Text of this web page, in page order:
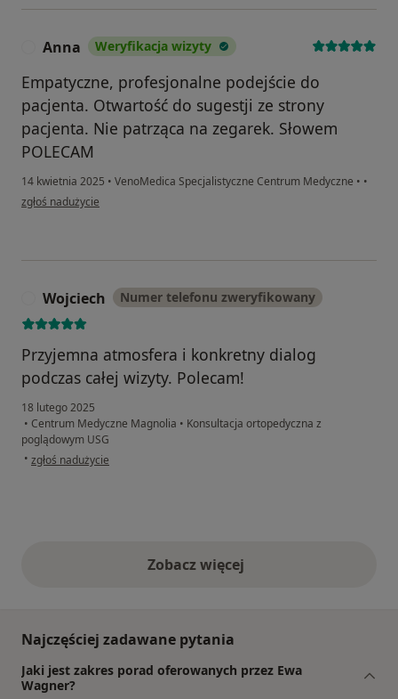
Anna Weryfikacja wizyty
Empatyczne, profesjonalne podejście do
pacjenta. Otwartość do sugestji ze strony
pacjenta. Nie patrząca na zegarek. Słowem
POLECAM
14 kwietnia 2025 • VenoMedica Specjalistyczne Centrum Medyczne • •
w opinii użytkownika Anna
zgłoś nadużycie
Wojciech Numer telefonu zweryfikowany
Przyjemna atmosfera i konkretny dialog
podczas całej wizyty. Polecam!
18 lutego 2025
• Centrum Medyczne Magnolia • Konsultacja ortopedyczna z
poglądowym USG
• w opinii użytkownika Wojciech
zgłoś nadużycie
Zobacz więcejopinie powyżej
Najczęściej zadawane pytania
Jaki jest zakres porad oferowanych przez Ewa
Wagner?